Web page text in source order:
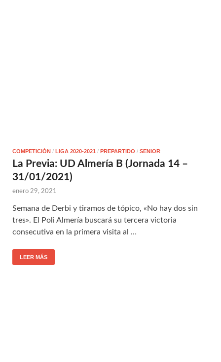
COMPETICIÓN / LIGA 2020-2021 / PREPARTIDO / SENIOR
La Previa: UD Almería B (Jornada 14 –
31/01/2021)
enero 29, 2021
Semana de Derbi y tiramos de tópico, «No hay dos sin
tres». El Poli Almería buscará su tercera victoria
consecutiva en la primera visita al …
LEER MÁS